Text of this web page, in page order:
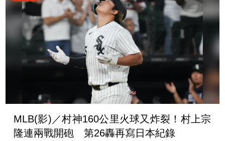
MLB(影)／村神160公里火球又炸裂！村上宗
隆連兩戰開砲 第26轟再寫日本紀錄